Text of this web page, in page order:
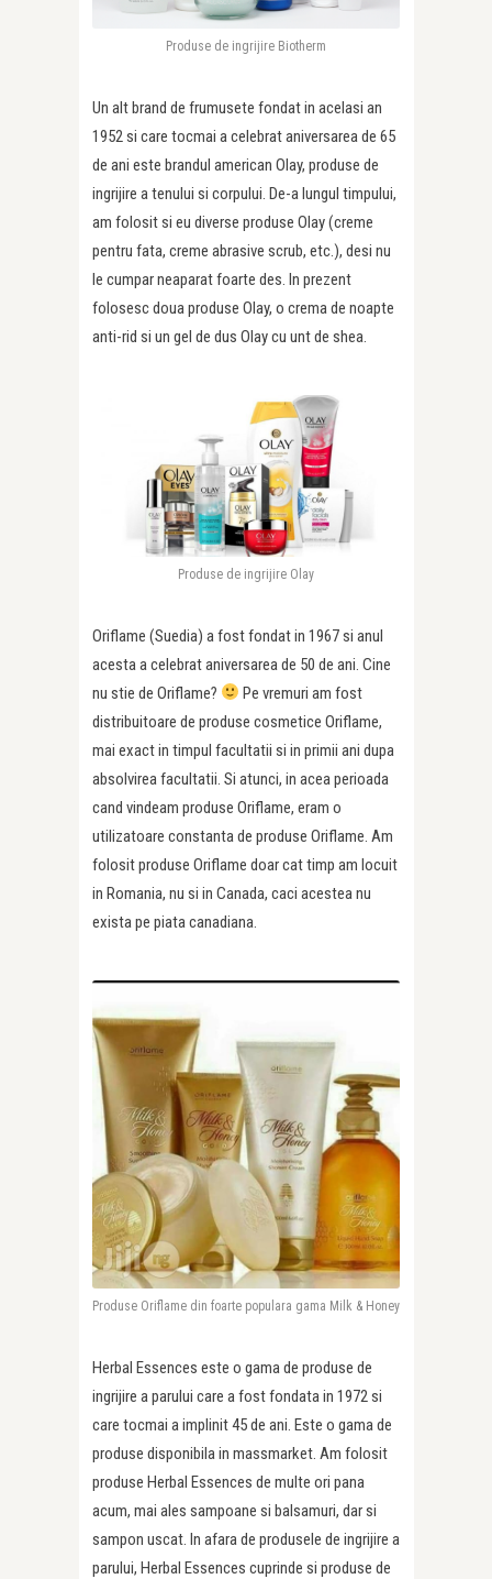
Produse de ingrijire Biotherm
Un alt brand de frumusete fondat in acelasi an
1952 si care tocmai a celebrat aniversarea de 65
de ani este brandul american Olay, produse de
ingrijire a tenului si corpului. De-a lungul timpului,
am folosit si eu diverse produse Olay (creme
pentru fata, creme abrasive scrub, etc.), desi nu
le cumpar neaparat foarte des. In prezent
folosesc doua produse Olay, o crema de noapte
anti-rid si un gel de dus Olay cu unt de shea.
Produse de ingrijire Olay
Oriflame (Suedia) a fost fondat in 1967 si anul
acesta a celebrat aniversarea de 50 de ani. Cine
nu stie de Oriflame?
Pe vremuri am fost
distribuitoare de produse cosmetice Oriflame,
mai exact in timpul facultatii si in primii ani dupa
absolvirea facultatii. Si atunci, in acea perioada
cand vindeam produse Oriflame, eram o
utilizatoare constanta de produse Oriflame. Am
folosit produse Oriflame doar cat timp am locuit
in Romania, nu si in Canada, caci acestea nu
exista pe piata canadiana.
Produse Oriflame din foarte populara gama Milk & Honey
Herbal Essences este o gama de produse de
ingrijire a parului care a fost fondata in 1972 si
care tocmai a implinit 45 de ani. Este o gama de
produse disponibila in massmarket. Am folosit
produse Herbal Essences de multe ori pana
acum, mai ales sampoane si balsamuri, dar si
sampon uscat. In afara de produsele de ingrijire a
parului, Herbal Essences cuprinde si produse de